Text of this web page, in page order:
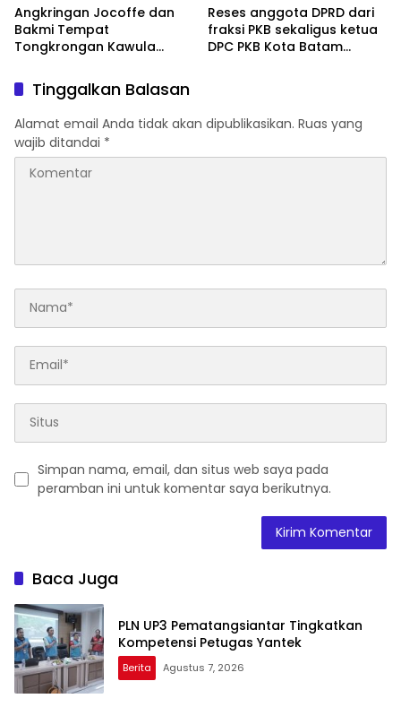
Angkringan Jocoffe dan
Bakmi Tempat
Tongkrongan Kawula
Pematangsiantar
Reses anggota DPRD dari
fraksi PKB sekaligus ketua
DPC PKB Kota Batam
Ambulans, dan Sarana
Olahraga
Tinggalkan Balasan
Alamat email Anda tidak akan dipublikasikan. Ruas yang
wajib ditandai *
Simpan nama, email, dan situs web saya pada
peramban ini untuk komentar saya berikutnya.
Baca Juga
PLN UP3 Pematangsiantar Tingkatkan
Kompetensi Petugas Yantek
Berita Agustus 7, 2026